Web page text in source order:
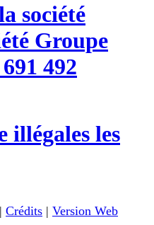
société
Groupe
492
illégales les
| Crédits | Version Web